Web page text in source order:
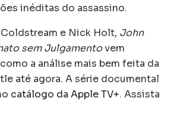
inéditas do assassino.
e Nick Holt, John
sem Julgamentovem
a análise mais bem feita da
até agora. A série documental
catálogo da Apple TV+. Assista